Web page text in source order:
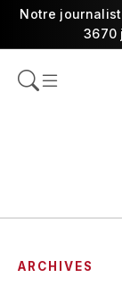
Notre
3670
ARCHIVES